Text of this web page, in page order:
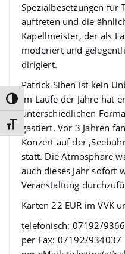
Umschalten auf hohe
Schrift vergrößern
Spezialbesetzungen für
auftreten und die
Kapellmeister, der als
moderiert und
dirigiert.
Patrick Siben ist kein
Im Laufe der Jahre hat
unterschiedlichen
gastiert. Vor 3 Jahren
Konzert auf der
statt. Die Atmosphäre
auch dieses Jahr sofort
Veranstaltung
Karten 22 EUR im VVK
telefonisch: 07192/
per Fax: 07192/934037